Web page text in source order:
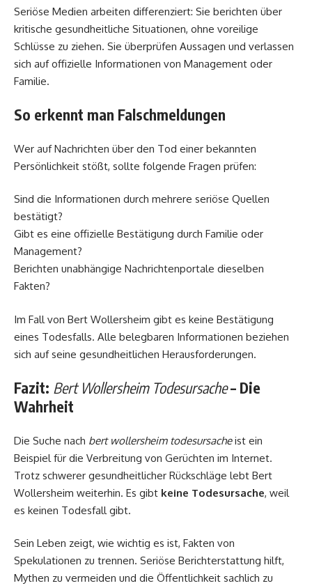
Seriöse Medien arbeiten differenziert: Sie berichten über
kritische gesundheitliche Situationen, ohne voreilige
Schlüsse zu ziehen. Sie überprüfen Aussagen und verlassen
sich auf offizielle Informationen von Management oder
Familie.
So erkennt man Falschmeldungen
Wer auf Nachrichten über den Tod einer bekannten
Persönlichkeit stößt, sollte folgende Fragen prüfen:
Sind die Informationen durch mehrere seriöse Quellen
bestätigt?
Gibt es eine offizielle Bestätigung durch Familie oder
Management?
Berichten unabhängige Nachrichtenportale dieselben
Fakten?
Im Fall von Bert Wollersheim gibt es keine Bestätigung
eines Todesfalls. Alle belegbaren Informationen beziehen
sich auf seine gesundheitlichen Herausforderungen.
Fazit: Bert Wollersheim Todesursache– Die
Wahrheit
Die Suche nach bert wollersheim todesursacheist ein
Beispiel für die Verbreitung von Gerüchten im Internet.
Trotz schwerer gesundheitlicher Rückschläge lebt Bert
Wollersheim weiterhin. Es gibt keine Todesursache, weil
es keinen Todesfall gibt.
Sein Leben zeigt, wie wichtig es ist, Fakten von
Spekulationen zu trennen. Seriöse Berichterstattung hilft,
Mythen zu vermeiden und die Öffentlichkeit sachlich zu